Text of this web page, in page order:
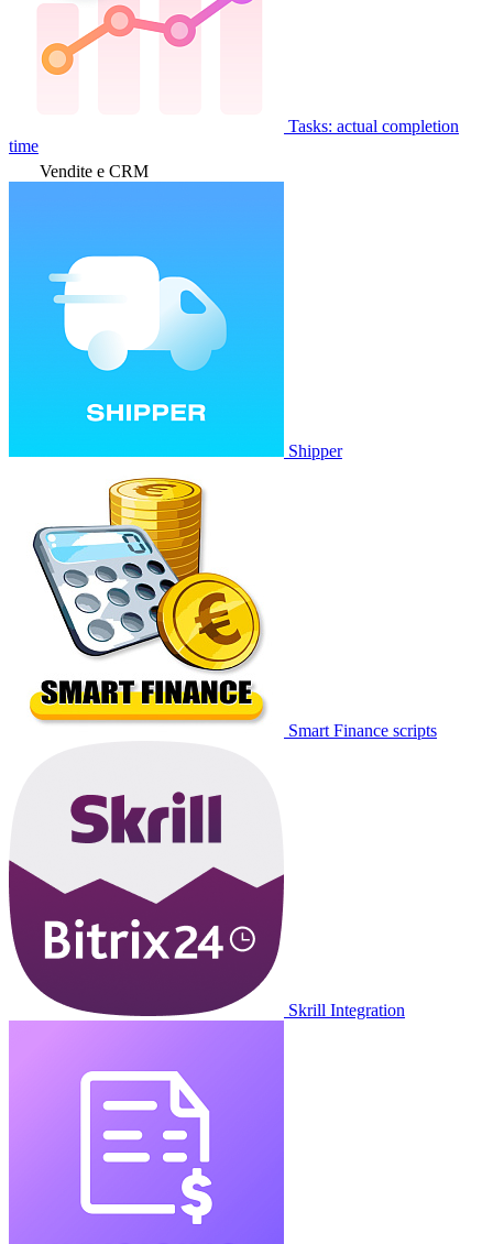
Tasks: actual completion
time
Vendite e CRM
Shipper
Smart Finance scripts
Skrill Integration